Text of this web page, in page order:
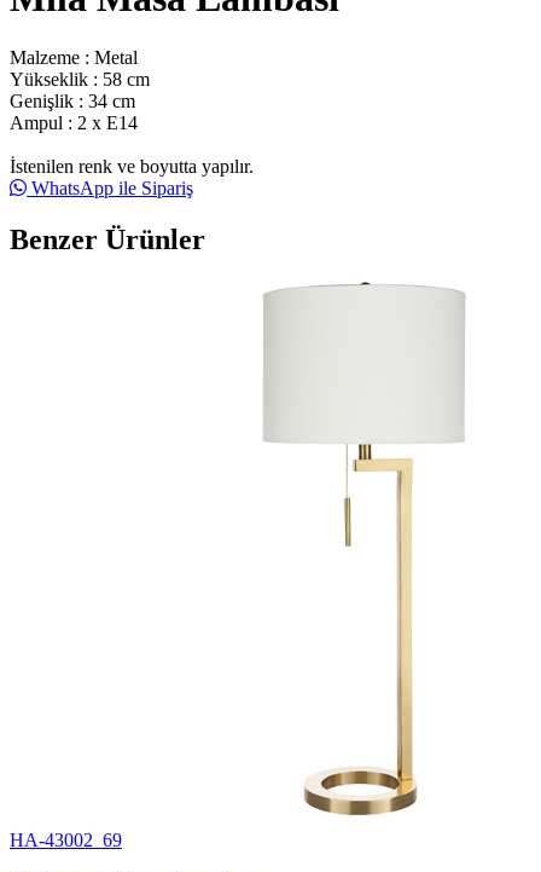
Malzeme : Metal
Yükseklik : 58 cm
Genişlik : 34 cm
Ampul : 2 x E14
İstenilen renk ve boyutta yapılır.
WhatsApp ile Sipariş
Benzer Ürünler
HA-43002_69